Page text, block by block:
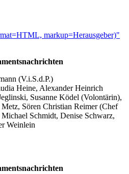
markup=Herausgeber)"
(V.i.S.d.P.)
Heine, Alexander Heinrich
Susanne Ködel (Volontärin),
Sören Christian Reimer (Chef
Schmidt, Denise Schwarz,
Weinlein